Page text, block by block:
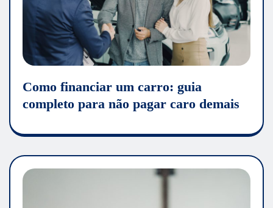
Como financiar um carro: guia
completo para não pagar caro demais